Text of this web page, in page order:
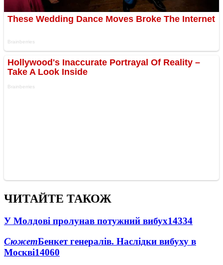
ЧИТАЙТЕ ТАКОЖ
У Молдові пролунав потужний вибух14334
СюжетБенкет генералів. Наслідки вибуху в
Москві14060